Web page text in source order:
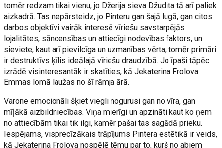
tomēr redzam tikai vienu, jo Džerija sieva Džudita tā arī paliek
aizkadrā. Tas nepārsteidz, jo Pinteru gan šajā lugā, gan citos
darbos objektīvi vairāk interesē vīriešu savstarpējās
lojalitātes, sāncensības un attiecīgi nodevības faktors, un
sieviete, kaut arī pievilcīga un uzmanības vērta, tomēr primāri
ir destruktīvs ķīlis ideālajā vīriešu draudzībā. Jo īpaši tāpēc
izrādē visinteresantāk ir skatīties, kā Jekaterina Frolova
Emmas lomā laužas no šī rāmja ārā.
Varone emocionāli šķiet viegli nogurusi gan no vīra, gan
mīļākā aizbildniecības. Viņa mierīgi un apzināti kaut ko ņem
no attiecībām tikai tik ilgi, kamēr pašai tas sagādā prieku.
Iespējams, visprecīzākais trāpījums Pintera estētikā ir veids,
kā Jekaterina Frolova nospēlē tēmu par to, kurš no abiem